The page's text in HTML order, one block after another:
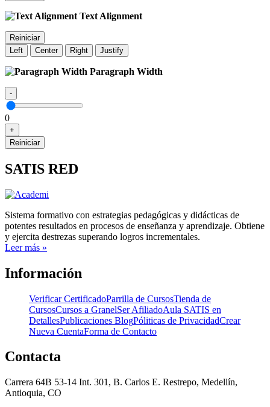
Text Alignment
Reiniciar
Left
Center Right Justify
Paragraph Width
-
0
+
Reiniciar
SATIS RED
Sistema formativo con estrategias pedagógicas y didácticas de
potentes resultados en procesos de enseñanza y aprendizaje. Obtiene
y ejercita destrezas superando logros incrementales.
Leer más »
Información
Verificar CertificadoParrilla de CursosTienda de
CursosCursos a GranelSer AfiliadoAula SATIS en
DetallesPublicaciones BlogPóliticas de PrivacidadCrear
Nueva CuentaForma de Contacto
Contacta
Carrera 64B 53-14 Int. 301, B. Carlos E. Restrepo, Medellín,
Antioquia, CO